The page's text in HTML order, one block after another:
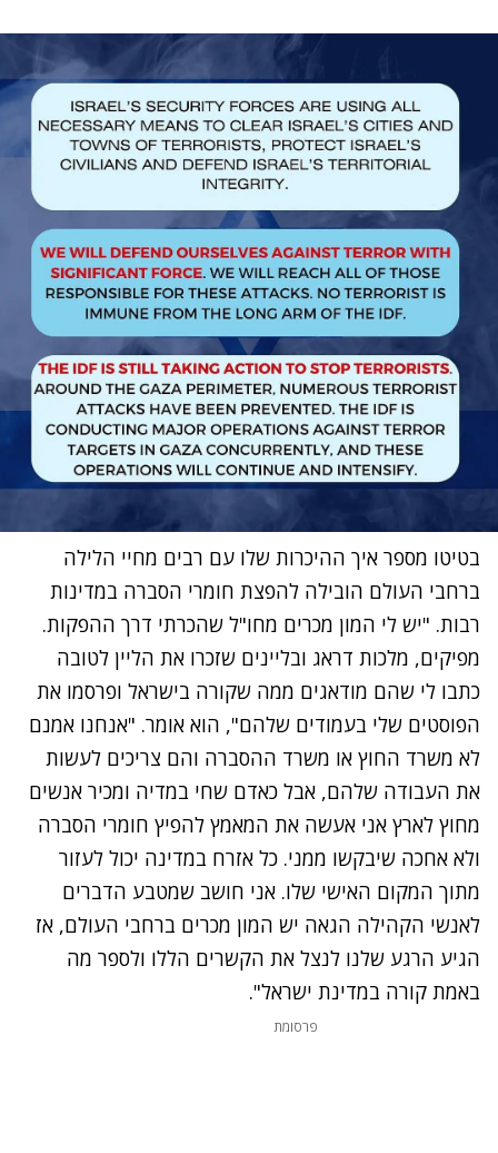
בטיטו מספר איך ההיכרות שלו עם רבים מחיי הלילה
ברחבי העולם הובילה להפצת חומרי הסברה במדינות
רבות. "יש לי המון מכרים מחו"ל שהכרתי דרך ההפקות.
מפיקים, מלכות דראג ובליינים שזכרו את הליין לטובה
כתבו לי שהם מודאגים ממה שקורה בישראל ופרסמו את
הפוסטים שלי בעמודים שלהם", הוא אומר. "אנחנו אמנם
לא משרד החוץ או משרד ההסברה והם צריכים לעשות
את העבודה שלהם, אבל כאדם שחי במדיה ומכיר אנשים
מחוץ לארץ אני אעשה את המאמץ להפיץ חומרי הסברה
ולא אחכה שיבקשו ממני. כל אזרח במדינה יכול לעזור
מתוך המקום האישי שלו. אני חושב שמטבע הדברים
לאנשי הקהילה הגאה יש המון מכרים ברחבי העולם, אז
הגיע הרגע שלנו לנצל את הקשרים הללו ולספר מה
באמת קורה במדינת ישראל".
פרסומת